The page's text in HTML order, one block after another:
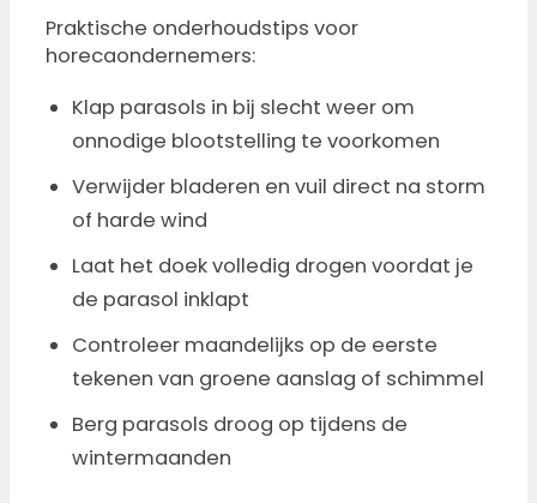
Praktische onderhoudstips voor
horecaondernemers:
Klap parasols in bij slecht weer om
onnodige blootstelling te voorkomen
Verwijder bladeren en vuil direct na storm
of harde wind
Laat het doek volledig drogen voordat je
de parasol inklapt
Controleer maandelijks op de eerste
tekenen van groene aanslag of schimmel
Berg parasols droog op tijdens de
wintermaanden